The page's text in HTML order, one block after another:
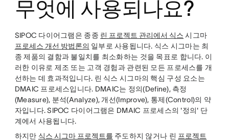
무엇에 사용되나요?
SIPOC 다이어그램은 종종 린 프로젝트 관리에서 식스 시그마
프로세스 개선 방법론의 일부로 사용됩니다. 식스 시그마는 최
종 제품의 결함과 불일치를 최소화하는 것을 목표로 합니다. 이
러한 이유로 제조 또는 고객 경험과 관련된 모든 프로세스를 개
선하는 데 효과적입니다. 린 식스 시그마의 핵심 구성 요소는
DMAIC 프로세스입니다. DMAIC는 정의(Define), 측정
(Measure), 분석(Analyze), 개선(Improve), 통제(Control)의 약
자입니다. SIPOC 다이어그램은 DMAIC 프로세스의 '정의' 단
계에서 사용됩니다.
하지만 식스 시그마 프로젝트를 주도하지 않거나 린 프로젝트